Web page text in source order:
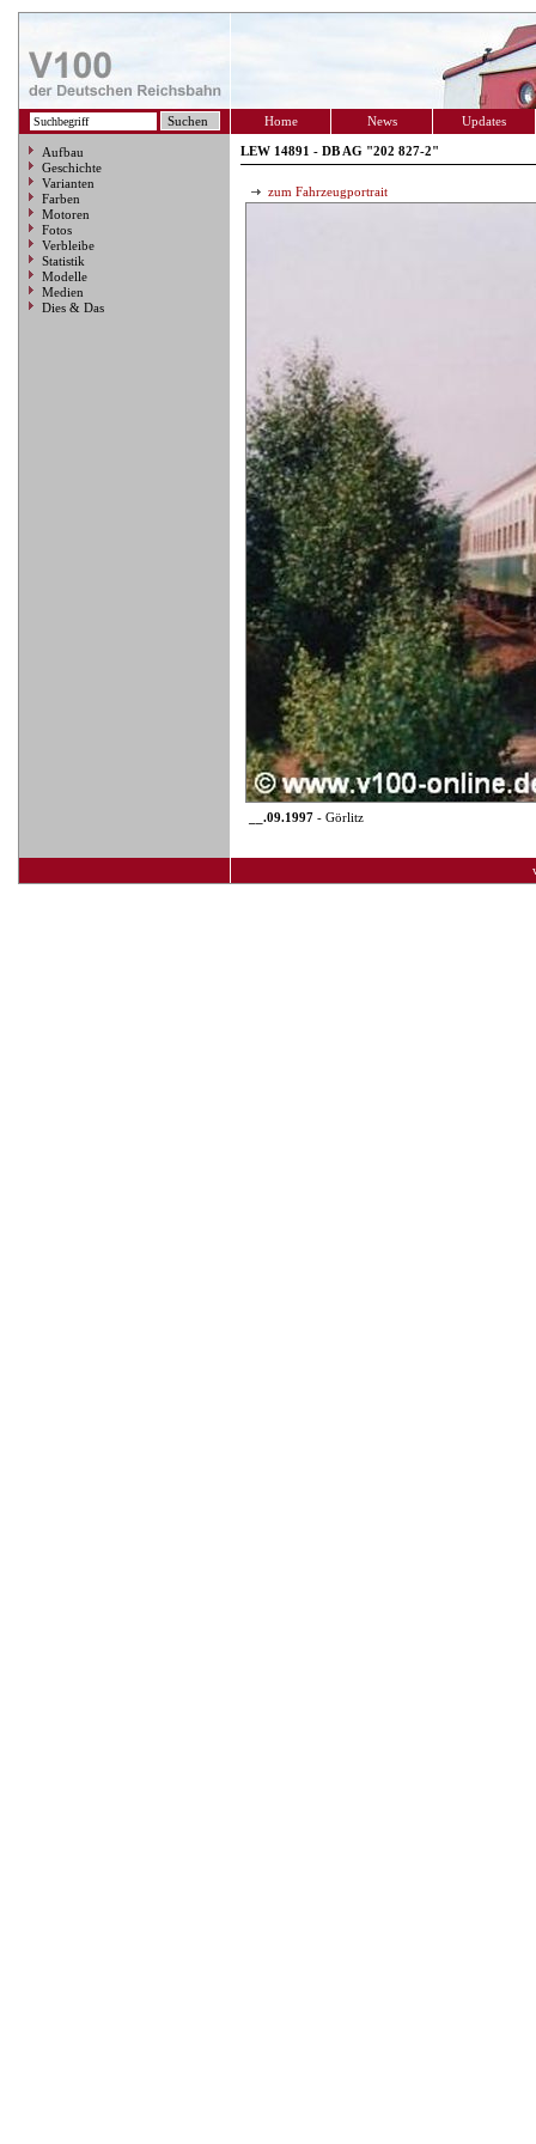
Home News Updates
Aufbau
Geschichte
Varianten
Farben
Motoren
Fotos
Verbleibe
Statistik
Modelle
Medien
Dies & Das
LEW 14891 - DB AG "202 827-2"
zum Fahrzeugportrait
__.09.1997 - Görlitz